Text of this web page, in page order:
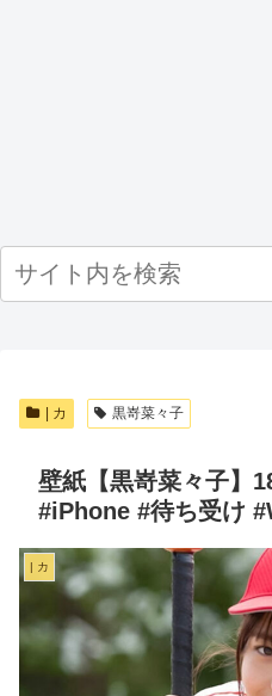
| カ 黒嵜菜々子
壁紙【黒嵜菜々子】
#iPhone #待ち受け
| カ